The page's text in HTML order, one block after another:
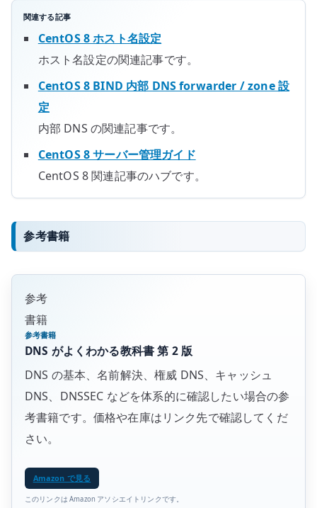
関連する記事
CentOS 8 ホスト名設定
ホスト名設定の関連記事です。
CentOS 8 BIND 内部 DNS forwarder / zone 設
定
内部 DNS の関連記事です。
CentOS 8 サーバー管理ガイド
CentOS 8 関連記事のハブです。
参考書籍
参考
書籍
参考書籍
DNS がよくわかる教科書 第 2 版
DNS の基本、名前解決、権威 DNS、キャッシュ
DNS、DNSSEC などを体系的に確認したい場合の参
考書籍です。価格や在庫はリンク先で確認してくだ
さい。
Amazon で見る
このリンクは Amazon アソシエイトリンクです。